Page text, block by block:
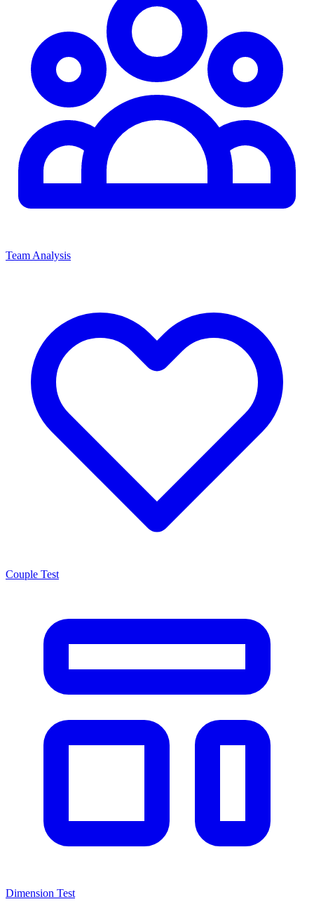
Team Analysis
Couple Test
Dimension Test